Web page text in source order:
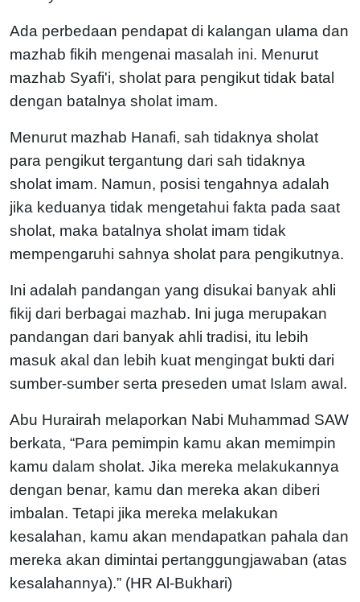
Ada perbedaan pendapat di kalangan ulama dan
mazhab fikih mengenai masalah ini. Menurut
mazhab Syafi'i, sholat para pengikut tidak batal
dengan batalnya sholat imam.
Menurut mazhab Hanafi, sah tidaknya sholat
para pengikut tergantung dari sah tidaknya
sholat imam. Namun, posisi tengahnya adalah
jika keduanya tidak mengetahui fakta pada saat
sholat, maka batalnya sholat imam tidak
mempengaruhi sahnya sholat para pengikutnya.
Ini adalah pandangan yang disukai banyak ahli
fikij dari berbagai mazhab. Ini juga merupakan
pandangan dari banyak ahli tradisi, itu lebih
masuk akal dan lebih kuat mengingat bukti dari
sumber-sumber serta preseden umat Islam awal.
Abu Hurairah melaporkan Nabi Muhammad SAW
berkata, “Para pemimpin kamu akan memimpin
kamu dalam sholat. Jika mereka melakukannya
dengan benar, kamu dan mereka akan diberi
imbalan. Tetapi jika mereka melakukan
kesalahan, kamu akan mendapatkan pahala dan
mereka akan dimintai pertanggungjawaban (atas
kesalahannya).” (HR Al-Bukhari)